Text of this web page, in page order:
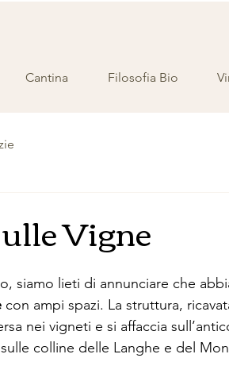
Cantina Filosofia Bio
Vigne
siamo lieti di annunciare che
con ampi spazi. La struttura,
nei vigneti e si affaccia
colline delle Langhe e del